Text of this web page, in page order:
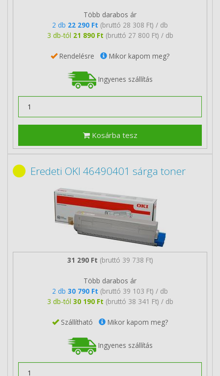
Több darabos ár
2 db 22 290 Ft (bruttó 28 308 Ft) / db
3 db-tól 21 890 Ft (bruttó 27 800 Ft) / db
Rendelésre Mikor kapom meg?
Ingyenes szállítás
Kosárba tesz
Eredeti OKI 46490401 sárga toner
31 290 Ft (bruttó 39 738 Ft)
Több darabos ár
2 db 30 790 Ft (bruttó 39 103 Ft) / db
3 db-tól 30 190 Ft (bruttó 38 341 Ft) / db
Szállítható Mikor kapom meg?
Ingyenes szállítás